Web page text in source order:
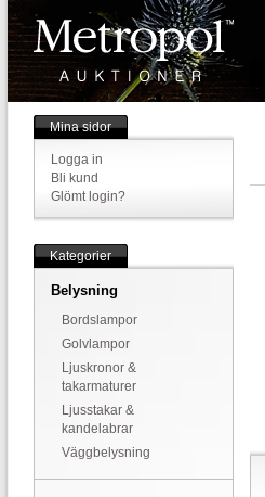
Mina sidor
Logga in
Bli kund
Glömt login?
Kategorier
Belysning
Bordslampor
Golvlampor
Ljuskronor &
takarmaturer
Ljusstakar &
kandelabrar
Väggbelysning